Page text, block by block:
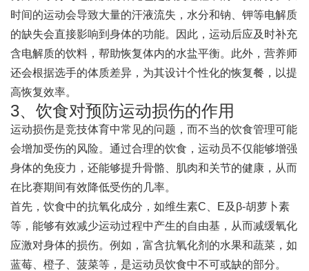
时间的运动会导致大量的汗液流失，水分和钠、钾等电解质
的缺失会直接影响到身体的功能。因此，运动后应及时补充
含电解质的饮料，帮助恢复体内的水盐平衡。此外，营养师
还会根据选手的体质差异，为其设计个性化的恢复餐，以提
高恢复效率。
3、饮食对预防运动损伤的作用
运动损伤是竞技体育中常见的问题，而不当的饮食管理可能
会增加受伤的风险。通过合理的饮食，运动员不仅能够增强
身体的免疫力，还能够提升骨骼、肌肉和关节的健康，从而
在比赛期间有效降低受伤的几率。
首先，饮食中的抗氧化成分，如维生素C、E及β-胡萝卜素
等，能够有效减少运动过程中产生的自由基，从而减缓氧化
应激对身体的损伤。例如，富含抗氧化剂的水果和蔬菜，如
蓝莓、橙子、菠菜等，是运动员饮食中不可或缺的部分。